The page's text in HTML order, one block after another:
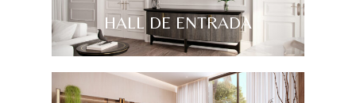
HALL DE ENTRADA